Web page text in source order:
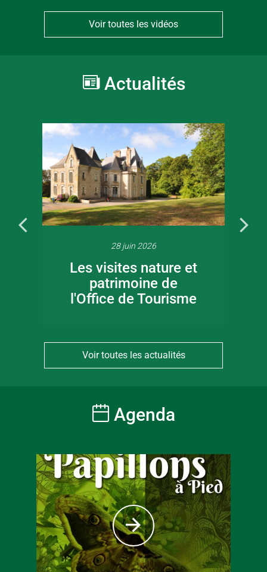
Voir toutes les vidéos
Actualités
28 juin 2026
Les visites nature et
patrimoine de
l'Office de Tourisme
Voir toutes les actualités
Agenda